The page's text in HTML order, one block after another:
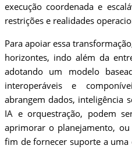
execução coordenada e
restrições e realidades
Para apoiar essa
horizontes, indo além da
adotando um modelo
interoperáveis e
abrangem dados, inteligência
IA e orquestração, podem
aprimorar o planejamento,
fim de fornecer suporte a